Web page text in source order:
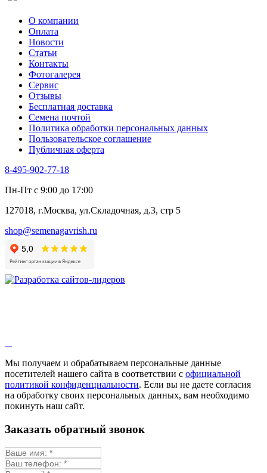
О компании
Оплата
Новости
Статьи
Контакты
Фотогалерея​
Сервис
Отзывы
Бесплатная доставка
Семена почтой
Политика обработки персональных данных
Пользовательское соглашение
Публичная оферта
8-495-902-77-18
Пн-Пт с 9:00 до 17:00
127018, г.Москва, ул.Складочная, д.3, стр 5
shop@semenagavrish.ru
Мы получаем и обрабатываем персональные данные
посетителей нашего сайта в соответствии с официальной
политикой конфиденциальности. Если вы не даете согласия
на обработку своих персональных данных, вам необходимо
покинуть наш сайт.
Заказать обратный звонок